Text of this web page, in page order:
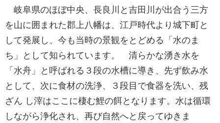
岐阜県のほぼ中央、長良川と吉田川が出合う三方
を山に囲まれた郡上八幡は、江戸時代より城下町と
して発展し、今も当時の景観をとどめる「水のま
ち」として知られています。 清らかな湧き水を
「水舟」と呼ばれる３段の水槽に導き、先ず飲み水
として、次に食材の洗浄、３段目で食器を洗い、残
ざん し滓はここに棲む鯉の餌となります。水は循環
しながら浄化され、再び自然へと戻ってゆきま